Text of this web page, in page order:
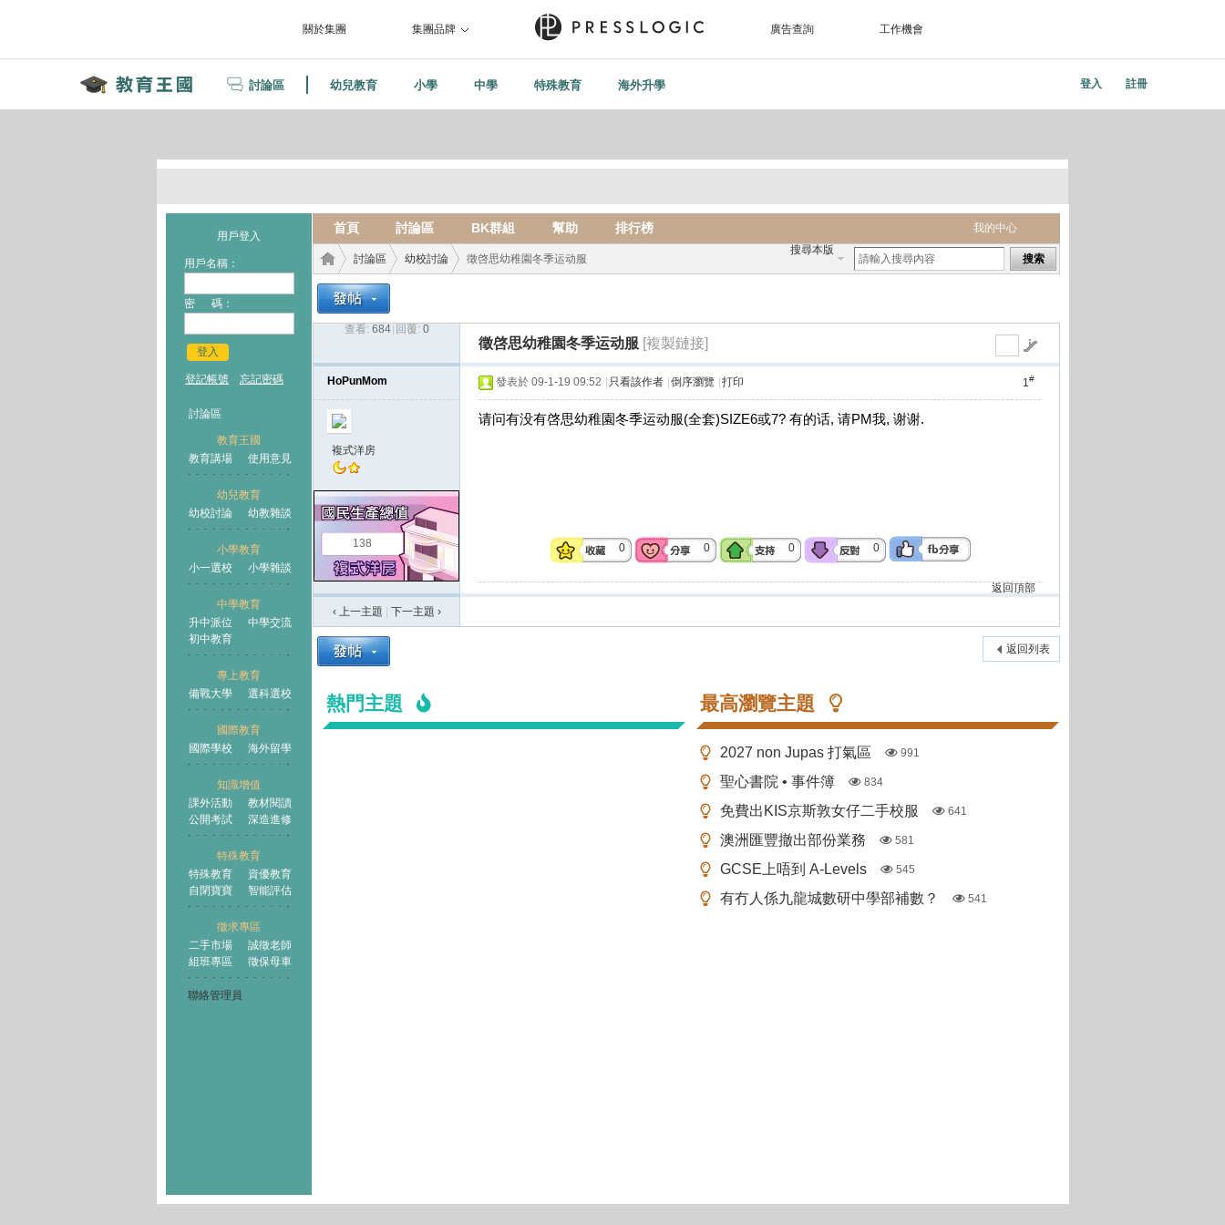
關於集團 集團品牌 廣告查詢 工作機會
討論區 幼兒教育 小學 中學 特殊教育 海外升學 登入 註冊
用戶登入
用戶名稱：
密 碼：
登入
登記帳號 忘記密碼
討論區
教育王國
教育講場
使用意見
幼兒教育
幼校討論
幼教雜談
小學教育
小一選校
小學雜談
中學教育
升中派位
中學交流
初中教育
專上教育
備戰大學
選科選校
國際教育
國際學校
海外留學
知識增值
課外活動
教材閱讀
公開考試
深造進修
特殊教育
特殊教育
資優教育
自閉寶寶
智能評估
徵求專區
二手市場
誠徵老師
組班專區
徵保母車
聯絡管理員
我的中心
首頁 討論區 BK群組 幫助 排行榜
搜尋本版
搜索
王國
討論區
›
幼校討論 徵啓思幼稚園冬季运动服
查看: 684 回覆: 0
徵啓思幼稚園冬季运动服 [複製鏈接]
HoPunMom
複式洋房
138
1#
發表於 09-1-19 09:52 只看該作者 倒序瀏覽 打印
请问有没有啓思幼稚園冬季运动服(全套)SIZE6或7? 有的话, 请PM我, 谢谢.
0 0 0 0
返回頂部
‹ 上一主題
下一主題 ›
返回列表
熱門主題 最高瀏覽主題
2027 non Jupas 打氣區 991
聖心書院 • 事件簿 834
免費出KIS京斯敦女仔二手校服 641
澳洲匯豐撤出部份業務 581
GCSE上唔到 A-Levels 545
有冇人係九龍城數研中學部補數？ 541